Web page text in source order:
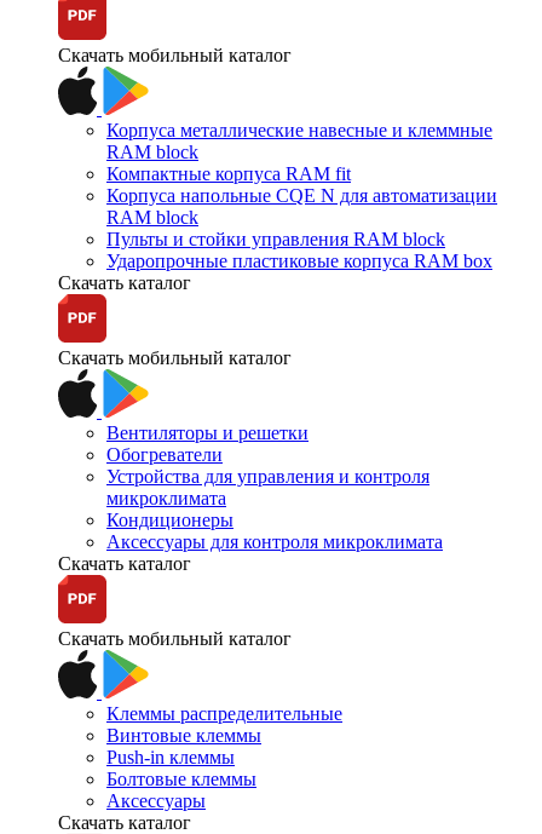
Скачать мобильный каталог
Корпуса металлические навесные и клеммные
RAM block
Компактные корпуса RAM fit
Корпуса напольные CQE N для автоматизации
RAM block
Пульты и стойки управления RAM block
Ударопрочные пластиковые корпуса RAM box
Скачать каталог
Скачать мобильный каталог
Вентиляторы и решетки
Обогреватели
Устройства для управления и контроля
микроклимата
Кондиционеры
Аксессуары для контроля микроклимата
Скачать каталог
Скачать мобильный каталог
Клеммы распределительные
Винтовые клеммы
Push-in клеммы
Болтовые клеммы
Аксессуары
Скачать каталог